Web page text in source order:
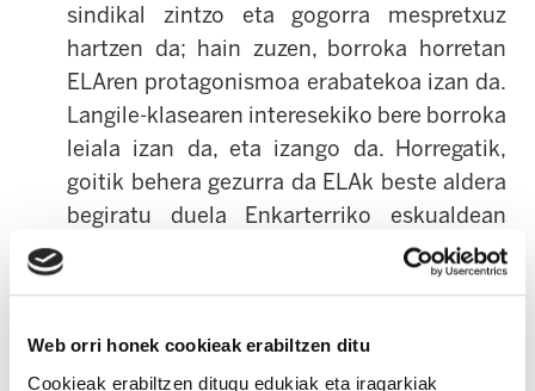
Web orri honek cookieak erabiltzen ditu
Cookieak erabiltzen ditugu edukiak eta iragarkiak
sindikal zintzo eta gogorra mespretxuz
hartzen da; hain zuzen, borroka horretan
ELAren protagonismoa erabatekoa izan da.
Langile-klasearen interesekiko bere borroka
leiala izan da, eta izango da. Horregatik,
goitik behera gezurra da ELAk beste aldera
begiratu duela Enkarterriko eskualdean
lanpostuak desagertzen ari ziren bitartean.
jakin baten kolorearekin nahastu nahi du.
Egileek badakite zenbateko errespetua